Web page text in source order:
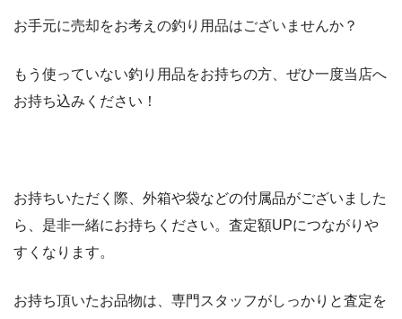
お手元に売却をお考えの釣り用品はございませんか？
もう使っていない釣り用品をお持ちの方、ぜひ一度当店へ
お持ち込みください！
お持ちいただく際、外箱や袋などの付属品がございました
ら、是非一緒にお持ちください。査定額UPにつながりや
すくなります。
お持ち頂いたお品物は、専門スタッフがしっかりと査定を